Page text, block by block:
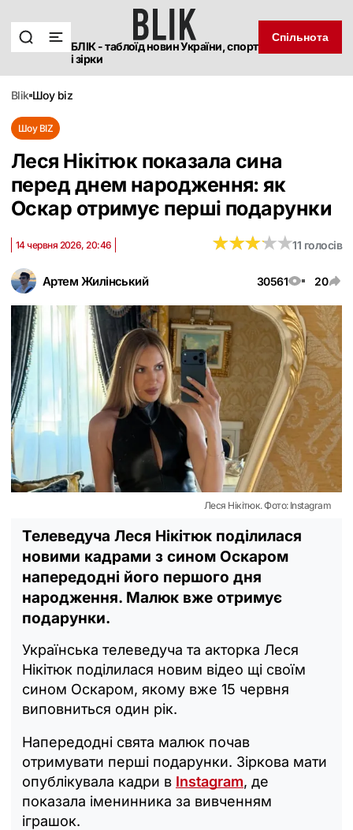
БЛІК - таблоїд новин України, спорт
і зірки
Спільнота
blik шоу biz
Шоу BIZ
Леся Нікітюк показала сина
перед днем народження: як
Оскар отримує перші подарунки
Артем Жилінський 30561 20
14 червня 2026, 20:46 ★★★★★
★★★★★11 голосів
Леся Нікітюк. Фото: Instagram
Телеведуча Леся Нікітюк поділилася
новими кадрами з сином Оскаром
напередодні його першого дня
народження. Малюк вже отримує
подарунки.
Українська телеведуча та акторка Леся
Нікітюк поділилася новим відео щі своїм
сином Оскаром, якому вже 15 червня
виповниться один рік.
Напередодні свята малюк почав
отримувати перші подарунки. Зіркова мати
опублікувала кадри в Instagram, де
показала іменинника за вивченням
іграшок.